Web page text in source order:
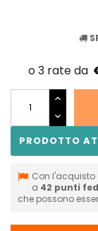
PRODOTTO
Con l'acquisto
a 42 punti
che possono